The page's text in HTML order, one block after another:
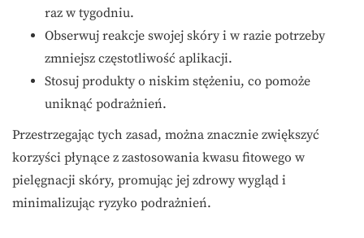
raz w tygodniu.
Obserwuj reakcje swojej skóry i w razie potrzeby
zmniejsz częstotliwość aplikacji.
Stosuj produkty o niskim stężeniu, co pomoże
uniknąć podrażnień.
Przestrzegając tych zasad, można znacznie zwiększyć
korzyści płynące z zastosowania kwasu fitowego w
pielęgnacji skóry, promując jej zdrowy wygląd i
minimalizując ryzyko podrażnień.